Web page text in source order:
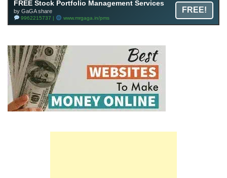
FREE Stock Portfolio Management Services
by GaGA share
9962215737 | www.mrgaga.in/pms
FREE!
Free Mutual Fund Portfolio Management Services
9962215737 |